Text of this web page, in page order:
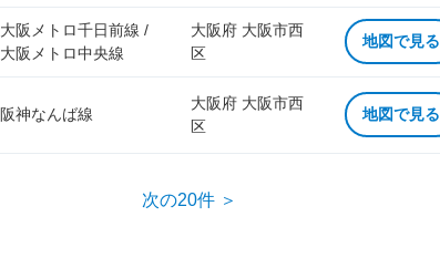
大阪メトロ千日前線 /
大阪メトロ中央線
大阪府 大阪市西
区
地図で見る
阪神なんば線
大阪府 大阪市西
区
地図で見る
次の20件 ＞